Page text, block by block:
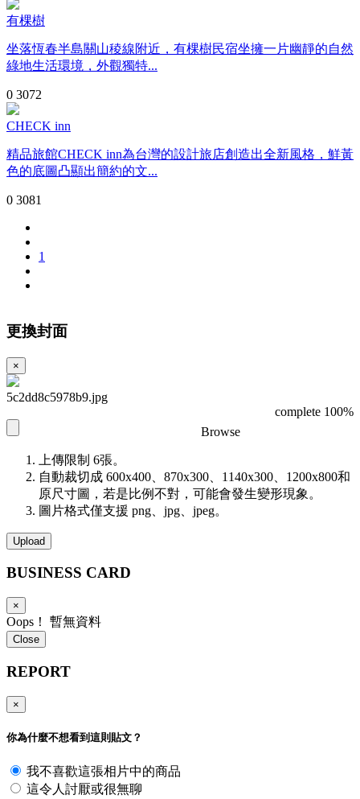
有棵樹
坐落恆春半島關山稜線附近，有棵樹民宿坐擁一片幽靜的自然
綠地生活環境，外觀獨特...
0 3072
CHECK inn
精品旅館CHECK inn為台灣的設計旅店創造出全新風格，鮮黃
色的底圖凸顯出簡約的文...
0 3081
1
更換封面
×
5c2dd8c5978b9.jpg
complete 100%
Browse
上傳限制 6張。
自動裁切成 600x400、870x300、1140x300、1200x800和
原尺寸圖，若是比例不對，可能會發生變形現象。
圖片格式僅支援 png、jpg、jpeg。
Upload
BUSINESS CARD
×
Oops！ 暫無資料
Close
REPORT
×
你為什麼不想看到這則貼文？
我不喜歡這張相片中的商品
這令人討厭或很無聊